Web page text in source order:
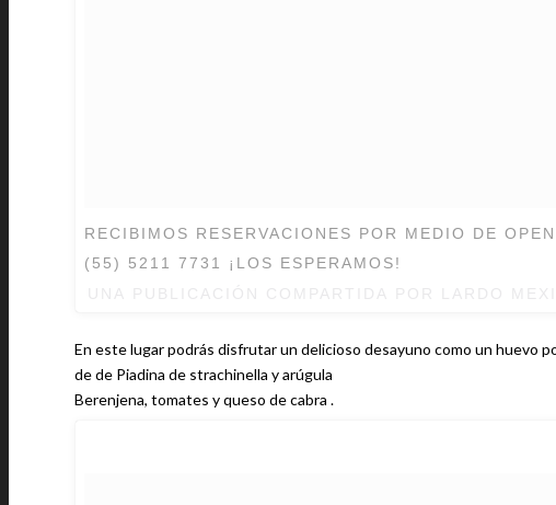
RECIBIMOS RESERVACIONES POR MEDIO DE
(55) 5211 7731 ¡LOS ESPERAMOS!
En este lugar podrás disfrutar un delicioso desayuno como un huevo
de de Piadina de strachinella y arúgula
Berenjena, tomates y queso de cabra .